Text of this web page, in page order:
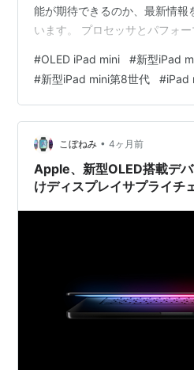
能が期待できるのか、最新情報
います。 プロセッサとパフォ
#OLED iPad mini #新型iPad
#新型iPad mini第8世代 #iPad
こぼねみ • 4ヶ月前
Apple、新型OLED搭載デ
けディスプレイサプライチ